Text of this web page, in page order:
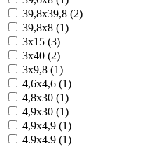
39,8x39,8 (2)
39,8x8 (1)
3x15 (3)
3x40 (2)
3x9,8 (1)
4,6x4,6 (1)
4,8x30 (1)
4,9x30 (1)
4,9x4,9 (1)
4.9x4.9 (1)